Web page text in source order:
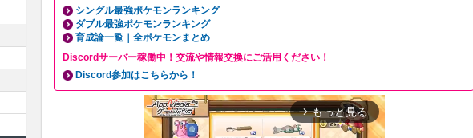
シングル最強ポケモンランキング
ダブル最強ポケモンランキング
育成論一覧｜全ポケモンまとめ
Discordサーバー稼働中！交流や情報交換にご活用ください！
Discord参加はこちらから！
arrow_forward_ios もっと見る